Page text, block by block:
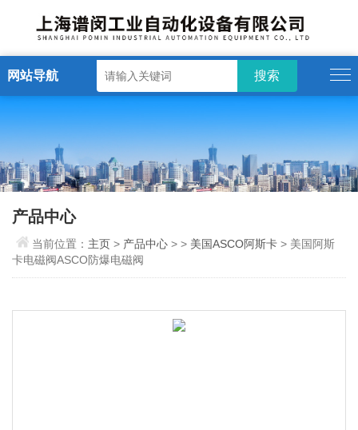
网站导航
产品中心
当前位置： 主页> 产品中心 > > 美国ASCO阿斯卡 > 美国阿斯
卡电磁阀ASCO防爆电磁阀